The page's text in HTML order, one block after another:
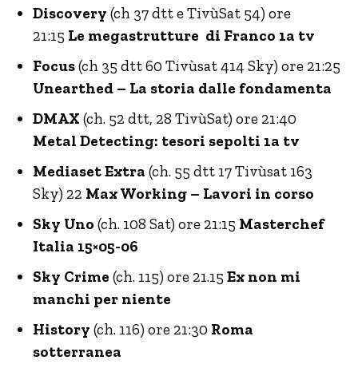
Discovery (ch 37 dtt e TivùSat 54) ore
21:15 Le megastrutture di Franco 1a tv
Focus(ch 35 dtt 60 Tivùsat 414 Sky) ore 21:25
Unearthed – La storia dalle fondamenta
DMAX (ch. 52 dtt, 28 TivùSat) ore 21:40
Metal Detecting: tesori sepolti 1a tv
Mediaset Extra (ch. 55 dtt 17 Tivùsat 163
Sky) 22 Max Working – Lavori in corso
Sky Uno (ch. 108 Sat) ore 21:15 Masterchef
Italia 15×05-06
Sky Crime (ch. 115) ore 21.15 Ex non mi
manchi per niente
History (ch. 116) ore 21:30 Roma
sotterranea